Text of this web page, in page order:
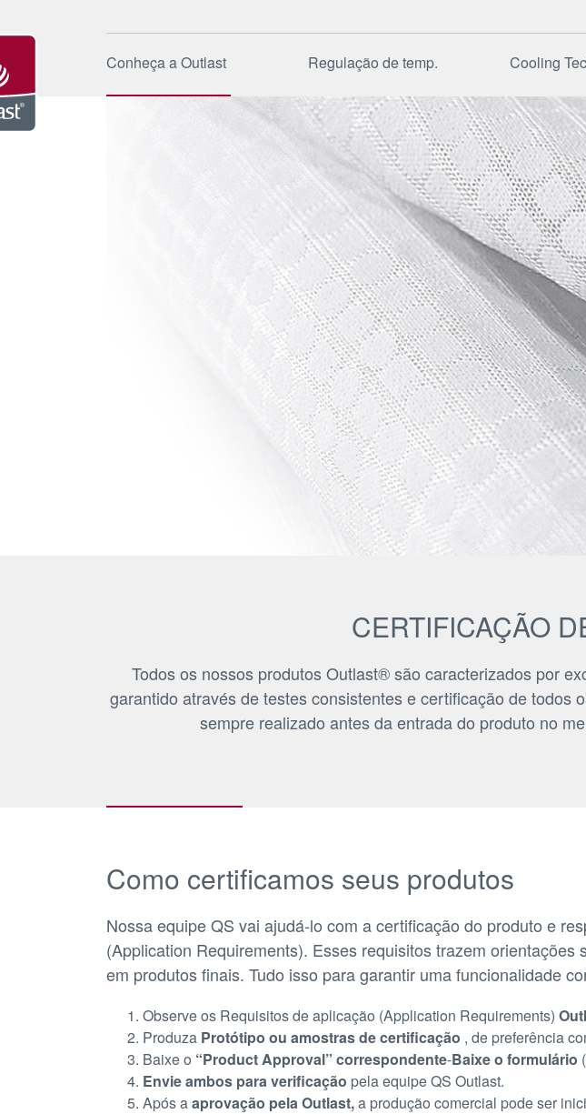
Conheça a Outlast Regulação de temp.
Funcionalidade
Áreas de aplicação
Modos de aplicação
Aplicações especiais
Qualidade & Testes
Perguntas Frequentes
Cooling
CERTIFICAÇÃO
Todos os nossos produtos Outlast® são caracterizados por
garantido através de testes consistentes e certificação de
sempre realizado antes da entrada do produto no
Como certificamos seus produtos
Nossa equipe QS vai ajudá-lo com a certificação do produto e
(Application Requirements). Esses requisitos trazem
em produtos finais. Tudo isso para garantir uma funcionalidade
Observe os Requisitos de aplicação (Application Requirements)
Produza Protótipo ou amostras de certificação , de preferência
Baixe o “Product Approval” correspondente-Baixe o formulário
Envie ambos para verificação pela equipe QS Outlast.
Após aaprovação pela Outlast,a produção comercial pode ser